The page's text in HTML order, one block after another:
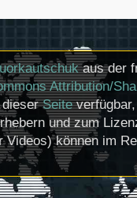
aus der
Attribution/
dieserSeite
und zum
Videos) können im